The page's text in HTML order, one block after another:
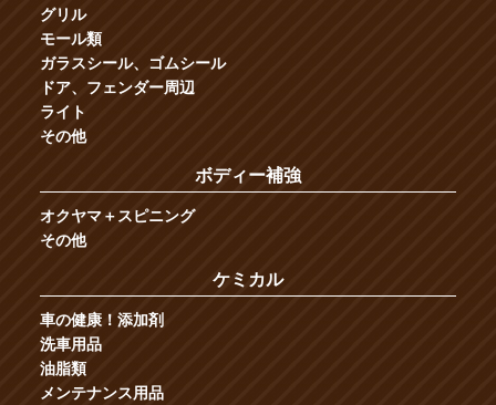
グリル
モール類
ガラスシール、ゴムシール
ドア、フェンダー周辺
ライト
その他
ボディー補強
オクヤマ＋スピニング
その他
ケミカル
車の健康！添加剤
洗車用品
油脂類
メンテナンス用品